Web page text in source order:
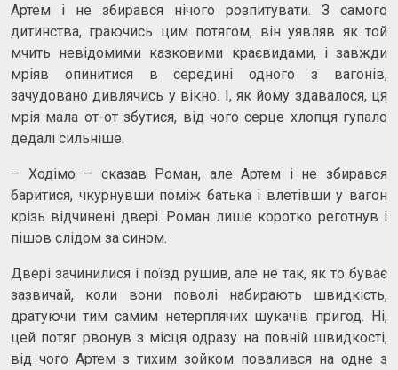
Артем і не збирався нічого розпитувати. З самого
дитинства, граючись цим потягом, він уявляв як той
мчить невідомими казковими краєвидами, і завжди
мріяв опинитися в середині одного з вагонів,
зачудовано дивлячись у вікно. І, як йому здавалося, ця
мрія мала от-от збутися, від чого серце хлопця гупало
дедалі сильніше.
– Ходімо – сказав Роман, але Артем і не збирався
баритися, чкурнувши поміж батька і влетівши у вагон
крізь відчинені двері. Роман лише коротко реготнув і
пішов слідом за сином.
Двері зачинилися і поїзд рушив, але не так, як то буває
зазвичай, коли вони поволі набирають швидкість,
дратуючи тим самим нетерплячих шукачів пригод. Ні,
цей потяг рвонув з місця одразу на повній швидкості,
від чого Артем з тихим зойком повалився на одне з